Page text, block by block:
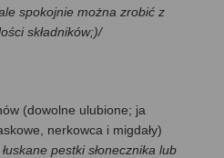
spokojnie można zrobić z
składników;)/
(dowolne ulubione; ja
nerkowca i migdały)
pestki słonecznika lub